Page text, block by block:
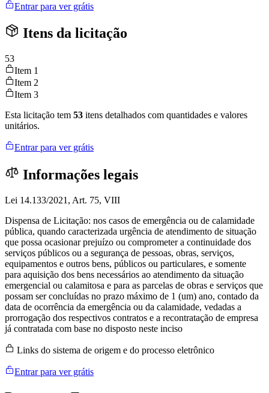
Entrar para ver grátis
Itens da licitação
53
Item 1
Item 2
Item 3
Esta licitação tem 53 itens detalhados com quantidades e valores
unitários.
Entrar para ver grátis
Informações legais
Lei 14.133/2021, Art. 75, VIII
Dispensa de Licitação: nos casos de emergência ou de calamidade
pública, quando caracterizada urgência de atendimento de situação
que possa ocasionar prejuízo ou comprometer a continuidade dos
serviços públicos ou a segurança de pessoas, obras, serviços,
equipamentos e outros bens, públicos ou particulares, e somente
para aquisição dos bens necessários ao atendimento da situação
emergencial ou calamitosa e para as parcelas de obras e serviços que
possam ser concluídas no prazo máximo de 1 (um) ano, contado da
data de ocorrência da emergência ou da calamidade, vedadas a
prorrogação dos respectivos contratos e a recontratação de empresa
já contratada com base no disposto neste inciso
Links do sistema de origem e do processo eletrônico
Entrar para ver grátis